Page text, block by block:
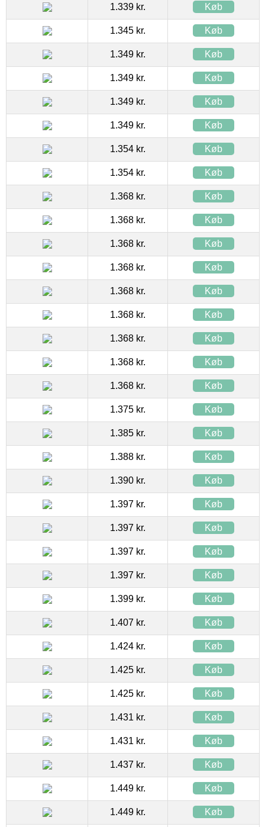
1.339 kr. Køb
1.345 kr. Køb
1.349 kr. Køb
1.349 kr. Køb
1.349 kr. Køb
1.349 kr. Køb
1.354 kr. Køb
1.354 kr. Køb
1.368 kr. Køb
1.368 kr. Køb
1.368 kr. Køb
1.368 kr. Køb
1.368 kr. Køb
1.368 kr. Køb
1.368 kr. Køb
1.368 kr. Køb
1.368 kr. Køb
1.375 kr. Køb
1.385 kr. Køb
1.388 kr. Køb
1.390 kr. Køb
1.397 kr. Køb
1.397 kr. Køb
1.397 kr. Køb
1.397 kr. Køb
1.399 kr. Køb
1.407 kr. Køb
1.424 kr. Køb
1.425 kr. Køb
1.425 kr. Køb
1.431 kr. Køb
1.431 kr. Køb
1.437 kr. Køb
1.449 kr. Køb
1.449 kr. Køb